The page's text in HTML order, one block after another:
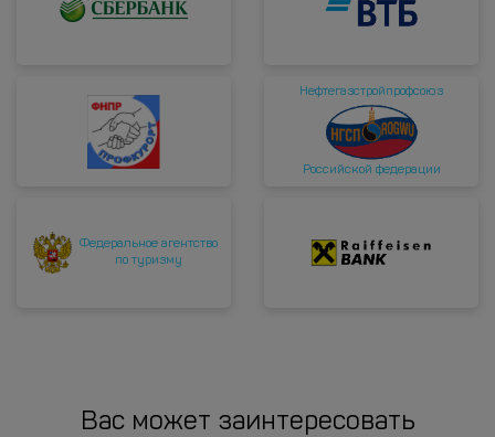
Нефтегазстройпрофсоюз
Российской федерации
Федеральное агентство
по туризму
Вас может заинтересовать